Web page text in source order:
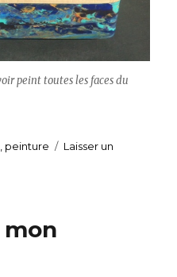
peint toutes les faces du
peinture
Laisser un
mon